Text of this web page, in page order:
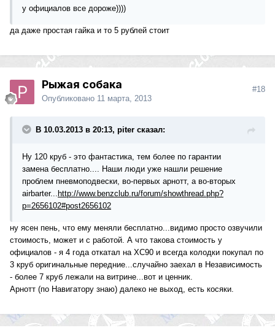
у официалов все дороже))))
да даже простая гайка и то 5 рублей стоит
Рыжая собака
Опубликовано 11 марта, 2013
#18
В 10.03.2013 в 20:13, piter сказал:
Ну 120 круб - это фантастика, тем более по гарантии
замена бесплатно.... Наши люди уже нашли решение
проблем пневмоподвески, во-первых арнотт, а во-вторых
airbarter... http://www.benzclub.ru/forum/showthread.php?
p=2656102#post2656102
ну ясен пень, что ему меняли бесплатно...видимо просто озвучили
стоимость, может и с работой. А что такова стоимость у
официалов - я 4 года откатал на XC90 и всегда колодки покупал по
3 круб оригинальные передние...случайно заехал в Независимость
- более 7 круб лежали на витрине...вот и ценник.
Арнотт (по Навигатору знаю) далеко не выход, есть косяки.